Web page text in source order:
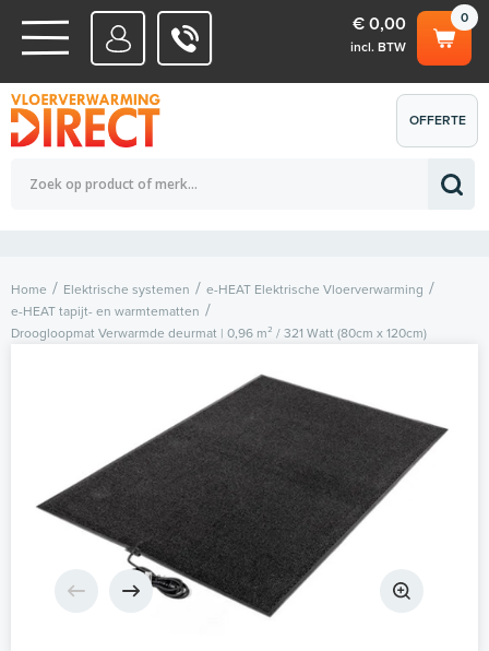
WATERSYSTEMEN
ELEKTRISCHE SYSTEMEN
0
€ 0,00
incl. BTW
Totaalbedrag (incl. BTW) € 0,00
OFFERTE
AANVRAGEN
Home Elektrische systemen
e-HEAT Elektrische Vloerverwarming
e-HEAT tapijt- en warmtematten
Droogloopmat Verwarmde deurmat | 0,96 m² / 321 Watt (80cm x 120cm)